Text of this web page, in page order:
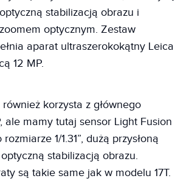
stabilizacją obrazu i
optycznym. Zestaw
aparat ultraszerokokątny Leica
12 MP.
również korzysta z głównego
ale mamy tutaj sensor Light Fusion
1/1.31”, dużą przysłoną
stabilizacją obrazu.
są takie same jak w modelu 17T.